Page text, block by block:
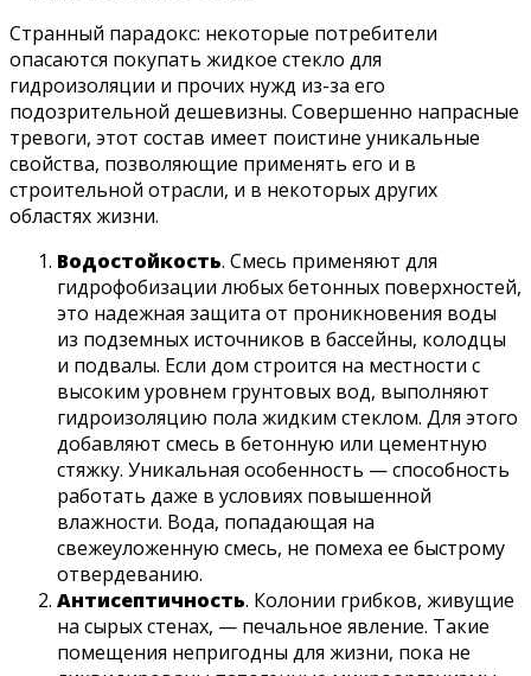
Странный парадокс: некоторые потребители
опасаются покупать жидкое стекло для
гидроизоляции и прочих нужд из-за его
подозрительной дешевизны. Совершенно напрасные
тревоги, этот состав имеет поистине уникальные
свойства, позволяющие применять его и в
строительной отрасли, и в некоторых других
областях жизни.
Водостойкость. Смесь применяют для
гидрофобизации любых бетонных поверхностей,
это надежная защита от проникновения воды
из подземных источников в бассейны, колодцы
и подвалы. Если дом строится на местности с
высоким уровнем грунтовых вод, выполняют
гидроизоляцию пола жидким стеклом. Для этого
добавляют смесь в бетонную или цементную
стяжку. Уникальная особенность — способность
работать даже в условиях повышенной
влажности. Вода, попадающая на
свежеуложенную смесь, не помеха ее быстрому
отвердеванию.
Антисептичность. Колонии грибков, живущие
на сырых стенах, — печальное явление. Такие
помещения непригодны для жизни, пока не